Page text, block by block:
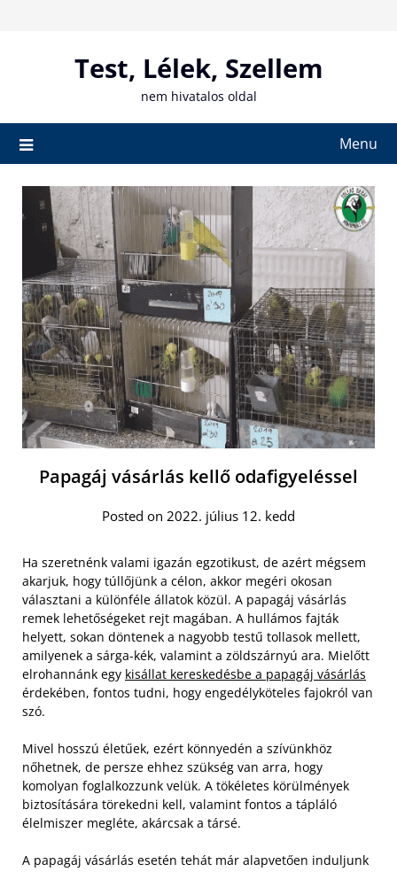
Test, Lélek, Szellem
nem hivatalos oldal
Menu
Papagáj vásárlás kellő odafigyeléssel
Posted on 2022. július 12. kedd
Ha szeretnénk valami igazán egzotikust, de azért mégsem
akarjuk, hogy túllőjünk a célon, akkor megéri okosan
választani a különféle állatok közül. A papagáj vásárlás
remek lehetőségeket rejt magában. A hullámos fajták
helyett, sokan döntenek a nagyobb testű tollasok mellett,
amilyenek a sárga-kék, valamint a zöldszárnyú ara. Mielőtt
elrohannánk egy kisállat kereskedésbe a papagáj vásárlás
érdekében, fontos tudni, hogy engedélyköteles fajokról van
szó.
Mivel hosszú életűek, ezért könnyedén a szívünkhöz
nőhetnek, de persze ehhez szükség van arra, hogy
komolyan foglalkozzunk velük. A tökéletes körülmények
biztosítására törekedni kell, valamint fontos a tápláló
élelmiszer megléte, akárcsak a társé.
A papagáj vásárlás esetén tehát már alapvetően induljunk